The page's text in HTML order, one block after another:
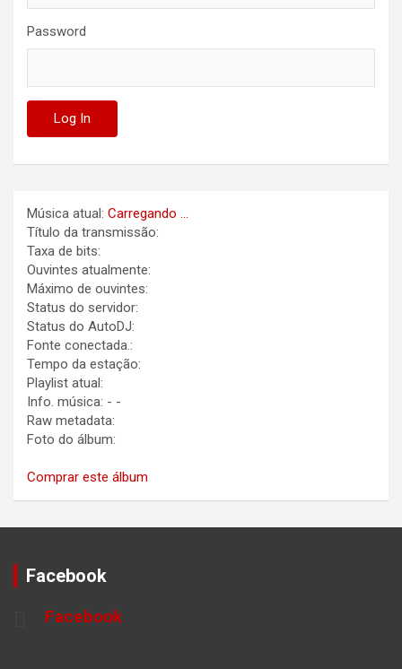
Password
Música atual: Carregando ...
Título da transmissão:
Taxa de bits:
Ouvintes atualmente:
Máximo de ouvintes:
Status do servidor:
Status do AutoDJ:
Fonte conectada.:
Tempo da estação:
Playlist atual:
Info. música: - -
Raw metadata:
Foto do álbum:
Comprar este álbum
Facebook
Facebook